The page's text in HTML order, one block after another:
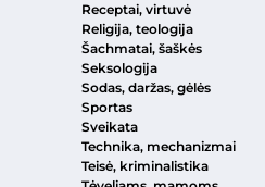
Receptai, virtuvė
Religija, teologija
Šachmatai, šaškės
Seksologija
Sodas, daržas, gėlės
Sportas
Sveikata
Technika, mechanizmai
Teisė, kriminalistika